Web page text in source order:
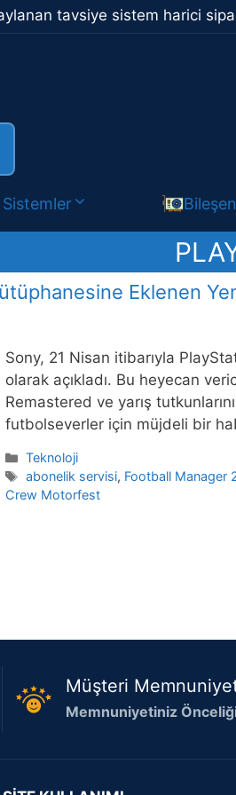
tavsiye sistem harici
Eklenen
Sony, 21 Nisan itibarıyla
olarak açıkladı. Bu heyecan
Remastered ve yarış
futbolseverler için müjdeli bir
Kategoriler
Teknoloji
Etiketler
abonelik servisi, Football Manager
Crew Motorfest
Müşteri
Memnuniyetiniz